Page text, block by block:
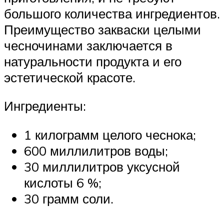
большого количества ингредиентов.
Преимущество закваски целыми
чесночинами заключается в
натуральности продукта и его
эстетической красоте.
Ингредиенты:
1 килограмм целого чеснока;
600 миллилитров воды;
30 миллилитров уксусной
кислоты 6 %;
30 грамм соли.